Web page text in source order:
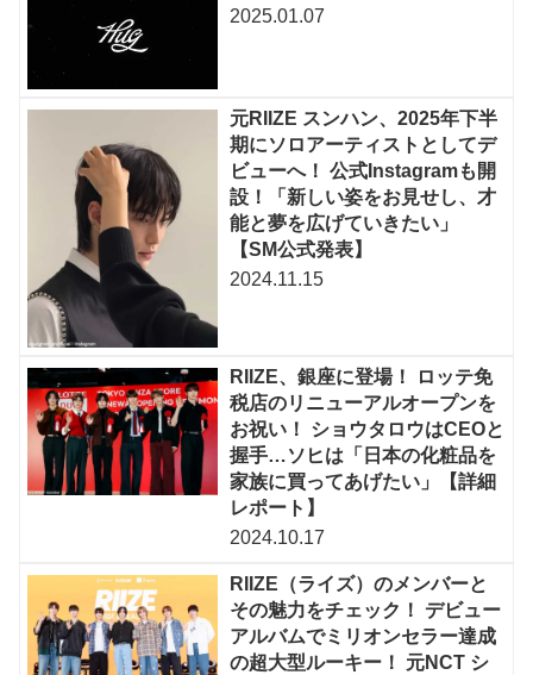
2025.01.07
元RIIZE スンハン、2025年下半
期にソロアーティストとしてデ
ビューへ！ 公式Instagramも開
設！「新しい姿をお見せし、才
能と夢を広げていきたい」
【SM公式発表】
2024.11.15
RIIZE、銀座に登場！ ロッテ免
税店のリニューアルオープンを
お祝い！ ショウタロウはCEOと
握手…ソヒは「日本の化粧品を
家族に買ってあげたい」【詳細
レポート】
2024.10.17
RIIZE（ライズ）のメンバーと
その魅力をチェック！ デビュー
アルバムでミリオンセラー達成
の超大型ルーキー！ 元NCT シ